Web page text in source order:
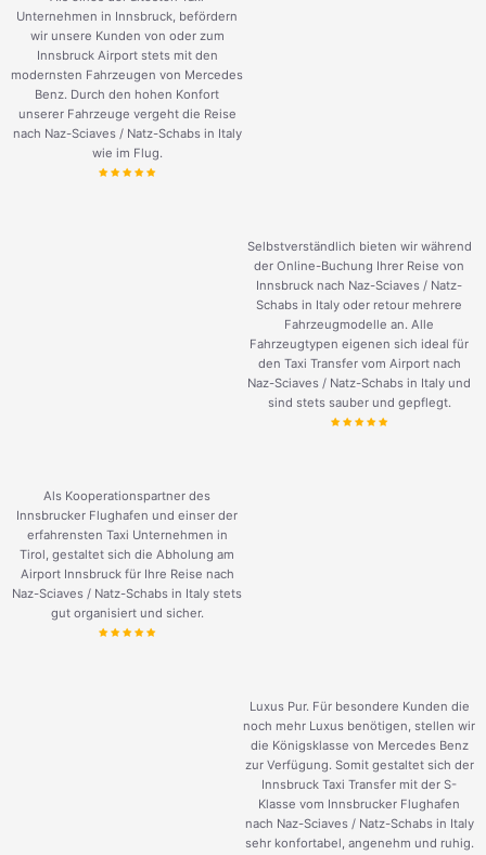
Unternehmen in Innsbruck, befördern
wir unsere Kunden von oder zum
Innsbruck Airport stets mit den
modernsten Fahrzeugen von Mercedes
Benz. Durch den hohen Konfort
unserer Fahrzeuge vergeht die Reise
nach Naz-Sciaves / Natz-Schabs in Italy
wie im Flug.
Selbstverständlich bieten wir während
der Online-Buchung Ihrer Reise von
Innsbruck nach Naz-Sciaves / Natz-
Schabs in Italy oder retour mehrere
Fahrzeugmodelle an. Alle
Fahrzeugtypen eigenen sich ideal für
den Taxi Transfer vom Airport nach
Naz-Sciaves / Natz-Schabs in Italy und
sind stets sauber und gepflegt.
Als Kooperationspartner des
Innsbrucker Flughafen und einser der
erfahrensten Taxi Unternehmen in
Tirol, gestaltet sich die Abholung am
Airport Innsbruck für Ihre Reise nach
Naz-Sciaves / Natz-Schabs in Italy stets
gut organisiert und sicher.
Luxus Pur. Für besondere Kunden die
noch mehr Luxus benötigen, stellen wir
die Königsklasse von Mercedes Benz
zur Verfügung. Somit gestaltet sich der
Innsbruck Taxi Transfer mit der S-
Klasse vom Innsbrucker Flughafen
nach Naz-Sciaves / Natz-Schabs in Italy
sehr konfortabel, angenehm und ruhig.